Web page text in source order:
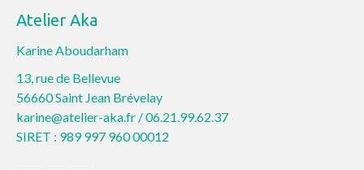
Atelier Aka
Karine Aboudarham
13, rue de Bellevue
56660 Saint Jean Brévelay
karine@atelier-aka.fr /06.21.99.62.37
SIRET : 989 997 960 00012